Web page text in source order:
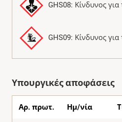
GHS08: Κίνδυνος για
GHS09: Κίνδυνος
Υπουργικές αποφάσεις
Αρ. πρωτ. Ημ/νία